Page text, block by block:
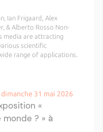
Ian Frigaard, Alex
& Alberto Rosso Non-
media are attracting
scientific
range of applications.
31 mai 2026
«
? » à